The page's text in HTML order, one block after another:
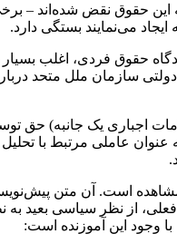
حقوق نقض شده‌اند –
ایجاد می‌نمایند بستگی دارد.
حقوق فردی، اغلب
سازمان ملل متحد
اجباری یک جانبه) حق
عنوان عاملی مرتبط با
مشاهده است. آن متن
از نظر سیاسی بعید